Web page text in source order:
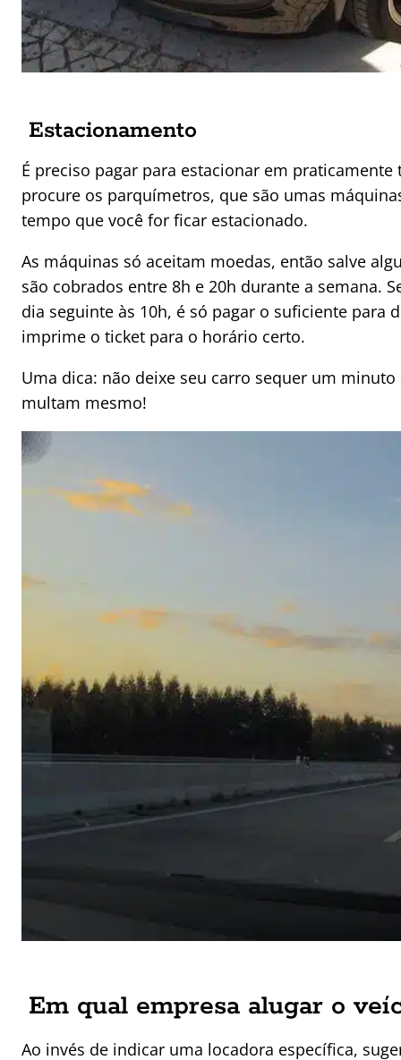
Estacionamento
É preciso pagar para estacionar em
procure os parquímetros, que são umas
tempo que você for ficar estacionado.
As máquinas só aceitam moedas, então salve
são cobrados entre 8h e 20h durante a semana.
dia seguinte às 10h, é só pagar o suficiente para
imprime o ticket para o horário certo.
Uma dica: não deixe seu carro sequer um
multam mesmo!
Em qual empresa alugar o
Ao invés de indicar uma locadora específica,